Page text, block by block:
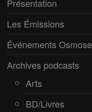
Paranormal
Pop/Rock
Rap
Spiritualité
Présentation
Les Émissions
Événements Osmose
Archives podcasts
Arts
BD/Livres